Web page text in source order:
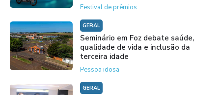
Festival de prêmios
GERAL
Seminário em Foz debate saúde,
qualidade de vida e inclusão da
terceira idade
Pessoa idosa
GERAL